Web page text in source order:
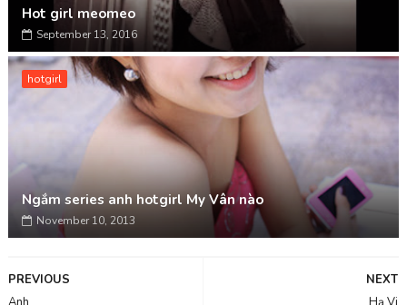
Hot girl meomeo
September 13, 2016
hotgirl
Ngắm series anh hotgirl My Vân nào
November 10, 2013
NEXT
PREVIOUS